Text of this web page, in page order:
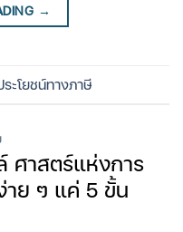
→
ะโยชน์ทางภาษี
ศาสตร์แห่งการ
าย ๆ แค่ 5 ขั้น